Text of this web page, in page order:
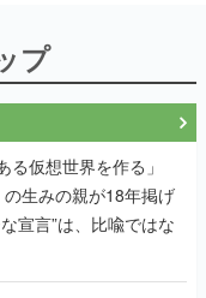
プ
る仮想世界を作る」
生みの親が18年掲げ
宣言”は、比喩ではな